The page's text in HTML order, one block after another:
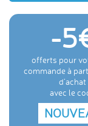
-
offerts pour
commande à
d'achat
avec le